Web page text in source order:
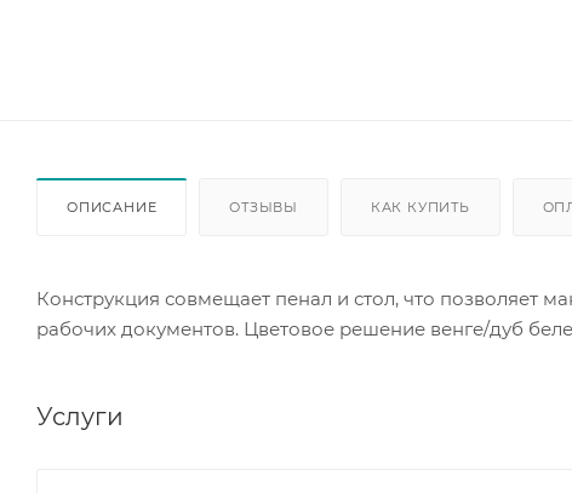
ОПИСАНИЕ ОТЗЫВЫ КАК КУПИТЬ
Конструкция совмещает пенал и стол, что позволяет
рабочих документов. Цветовое решение венге/дуб
Услуги